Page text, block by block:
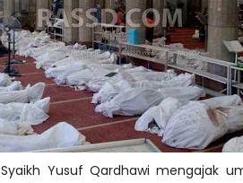
Syaikh Yusuf Qardhawi mengajak